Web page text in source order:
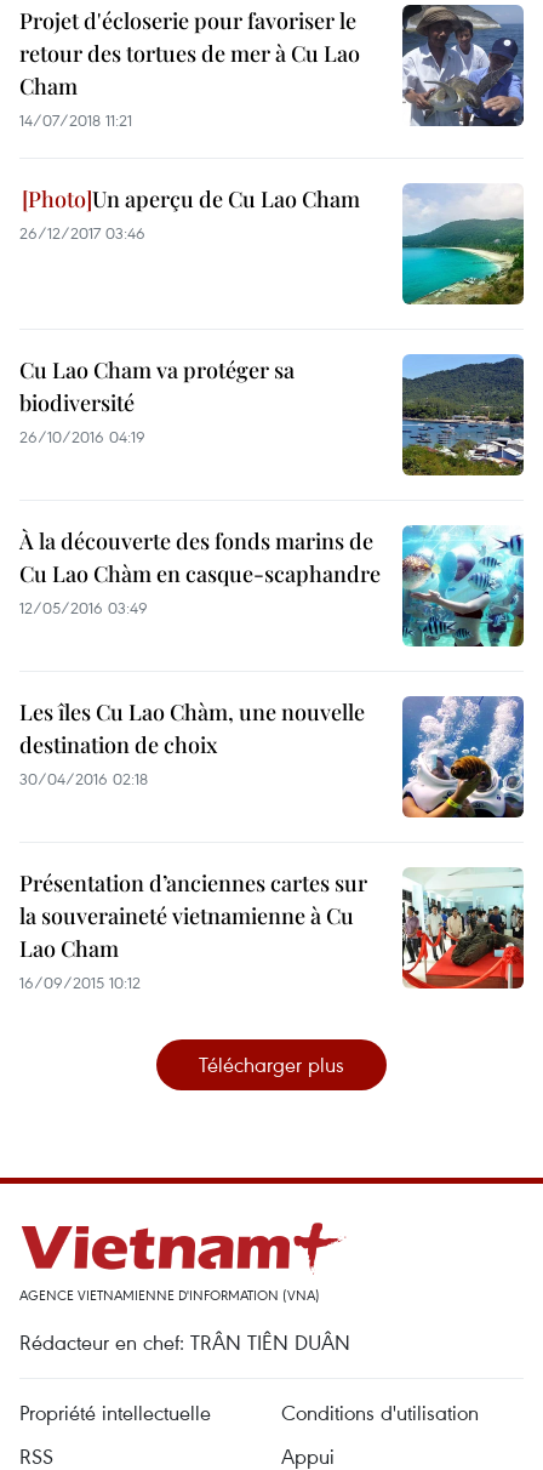
Projet d'écloserie pour favoriser le
retour des tortues de mer à Cu Lao
Cham
14/07/2018 11:21
Un aperçu de Cu Lao Cham
26/12/2017 03:46
Cu Lao Cham va protéger sa
biodiversité
26/10/2016 04:19
À la découverte des fonds marins de
Cu Lao Chàm en casque-scaphandre
12/05/2016 03:49
Les îles Cu Lao Chàm, une nouvelle
destination de choix
30/04/2016 02:18
Présentation d’anciennes cartes sur
la souveraineté vietnamienne à Cu
Lao Cham
16/09/2015 10:12
Télécharger plus
AGENCE VIETNAMIENNE D'INFORMATION (VNA)
Rédacteur en chef: TRÂN TIÊN DUÂN
Propriété intellectuelle
Conditions d'utilisation
RSS
Appui